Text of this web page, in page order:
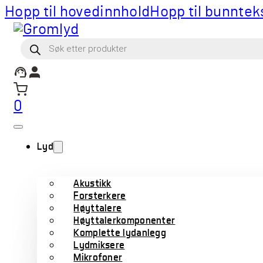
Hopp til hovedinnhold Hopp til
Products
search
0
Lyd
Akustikk
Forsterkere
Høyttalere
Høyttalerkomponenter
Komplette lydanlegg
Lydmiksere
Mikrofoner